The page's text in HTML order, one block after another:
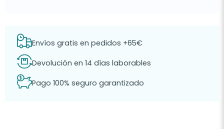
Envíos gratis en pedidos +65€
Devolución en 14 días laborables
Pago 100% seguro garantizado